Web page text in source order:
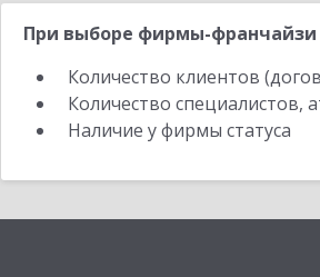
При выборе фирмы-франчайзи
Количество клиентов
Количество специалистов,
Наличие у фирмы статуса